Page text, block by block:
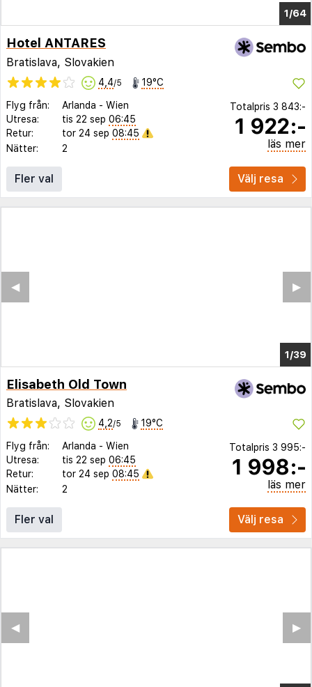
1/60
Hotel ANTARES
Bratislava, Slovakien
4,4/5 19°C
Flyg från: Arlanda - Wien
Utresa:
tis 22 sep 06:45
Retur:
tor 24 sep 08:45
Nätter:
2
Totalpris 3 843:-
1 922:-
läs mer
Fler val Välj resa
1/35
▶︎
◀︎
Elisabeth Old Town
Bratislava, Slovakien
4,2/5 19°C
Flyg från: Arlanda - Wien
Utresa:
tis 22 sep 06:45
Retur:
tor 24 sep 08:45
Nätter:
2
Totalpris 3 995:-
1 998:-
läs mer
Fler val Välj resa
▶︎
◀︎